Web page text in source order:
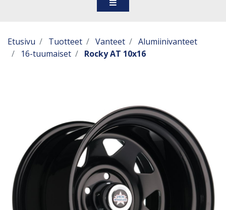
Etusivu Tuotteet Vanteet
Alumiinivanteet
16-tuumaiset
Rocky AT 10x16